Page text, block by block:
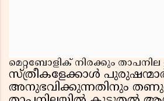
മെറ്റബോളിക് നിരക്കും
സ്ത്രീകളേക്കാൾ
അനുഭവിക്കുന്നതിനും